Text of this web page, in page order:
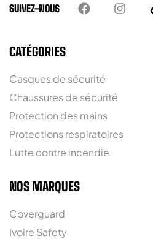
SUIVEZ-NOUS
CATÉGORIES
Casques de sécurité
Chaussures de sécurité
Protection des mains
Protections respiratoires
Lutte contre incendie
NOS MARQUES
Coverguard
Ivoire Safety